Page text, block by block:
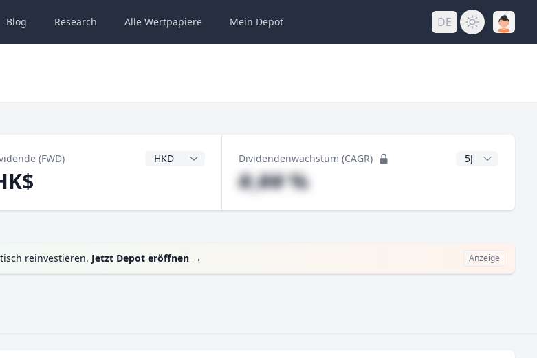
Blog Research Alle Wertpapiere Mein Depot DE
(FWD) DividendenwährungDividendenwachstum (CAGR) CAGR Jahre
#,## %
reinvestieren. Jetzt Depot eröffnen → Anzeige